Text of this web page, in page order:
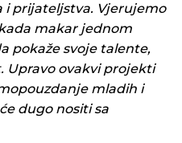
i prijateljstva. Vjerujemo
makar jednom
pokaže svoje talente,
Upravo ovakvi projekti
mladih i
dugo nositi sa